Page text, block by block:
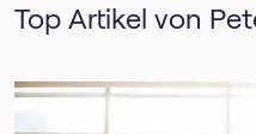
Top Artikel von